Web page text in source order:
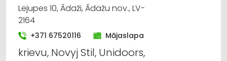
Lejupes 10, Ādaži, Ādažu nov., LV-
2164
+371 67520116 Mājaslapa
krievu, Novyj Stil, Unidoors,